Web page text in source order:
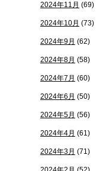
2024年11月 (69)
2024年10月 (73)
2024年9月 (62)
2024年8月 (58)
2024年7月 (60)
2024年6月 (50)
2024年5月 (56)
2024年4月 (61)
2024年3月 (71)